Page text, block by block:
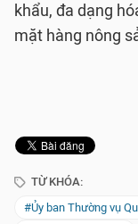
khẩu, đa dạng
mặt hàng nông
TỪ KHÓA:
#Ủy ban Thường vụ